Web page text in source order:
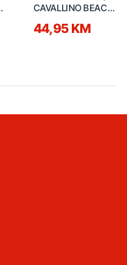
CAVALLINO BEACH
44,95 KM